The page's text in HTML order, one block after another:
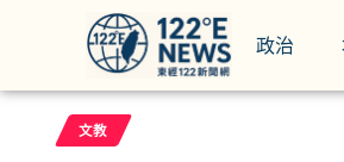
政治
文教